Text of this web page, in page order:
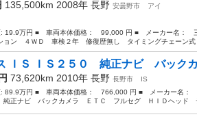
135,500km 2008年 長野 安曇野市
アイ
19.9万円 ■ 車両本体価格： 99,000 円 ■ メーカー名
ョン ４ＷＤ 車検２年 修復歴無し タイミングチェーン
ＩＳ ＩＳ２５０ 純正ナビ バッ
73,620km 2010年 長野 長野市
IS
89.9万円 ■ 車両本体価格： 766,000 円 ■ メーカー名
純正ナビ バックカメラ ＥＴＣ フルセグ ＨＩＤヘッド デ